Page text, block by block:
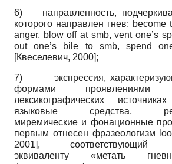
6) направленность,
которого направлен гнев: become
anger, blow off at smb, vent one’s
out one’s bile to smb, spend
[Квеселевич, 2000];
7) экспрессия,
формами
лексикографических
языковые средства,
миремические и фонационные
первым отнесен фразеологизм
2001], соответствующий
эквиваленту «метать